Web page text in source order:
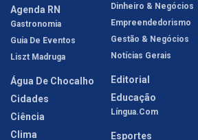
Agenda RN
Gastronomia
Guia De Eventos
Liszt Madruga
Água De Chocalho
Cidades
Ciência
Clima
Dinheiro & Negócios
Empreendedorismo
Gestão & Negócios
Notícias Gerais
Editorial
Educação
Língua.com
Esportes